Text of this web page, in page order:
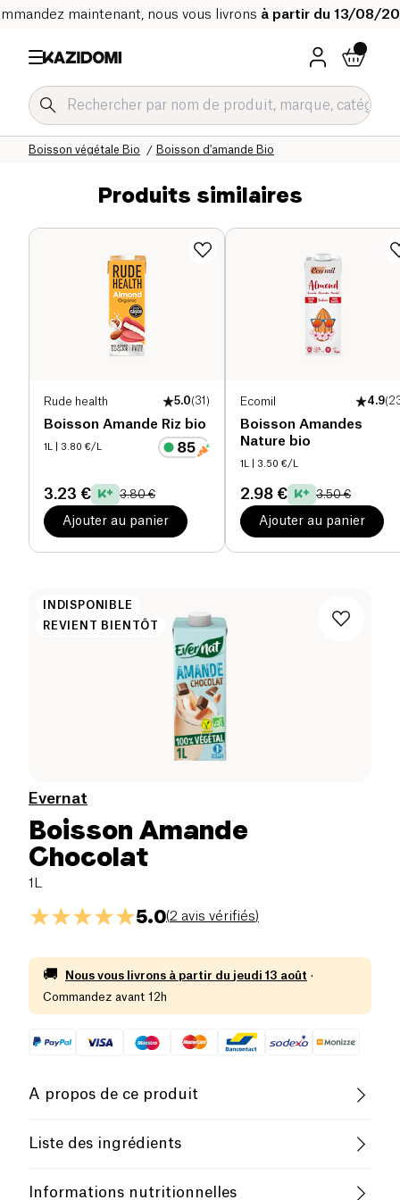
maintenant, nous vous livrons à partir du 13/08/
Boisson d'amande Bio
Boisson végétale Bio
Boissons Bio
Notre catalogue bio
Accueil
Produits similaires
Rude health 5.0(31 )
Boisson Amande Riz bio
1L | 3.80 €/L
3.23 € 3.80 €
Ajouter au panier
Ecomil 4.9(
Boisson Amandes
Nature bio
1L | 3.50 €/L
2.98 € 3.50 €
Ajouter au panier
INDISPONIBLE
REVIENT BIENTÔT
Evernat
Boisson Amande
Chocolat
1L
5.0(2 avis vérifiés)
🚚 Nous vous livrons à partir du jeudi 13 août ·
Commandez avant 12h
A propos de ce produit
Pauvre en sel
Liste des ingrédients
canne*, amidon de riz*, cacao* dégraissé en poudre,
Informations nutritionnelles